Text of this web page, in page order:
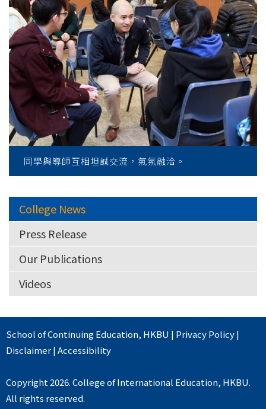
同學與導師互相坦誠交流，氣氛融洽。
College News
Press Release
Our Publications
Videos
School of Continuing Education, HKBU | Privacy Policy|
Disclaimer|Accessibility
Copyright 2026. College of International Education, HKBU.
All rights reserved.